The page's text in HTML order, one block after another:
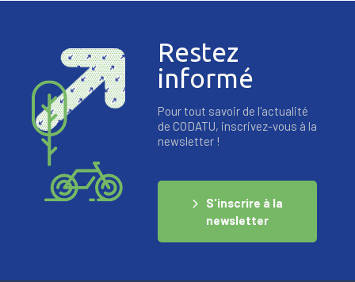
Restez
informé
Pour tout savoir de l'actualité
de CODATU, inscrivez-vous à la
newsletter !
S'inscrire à la
newsletter